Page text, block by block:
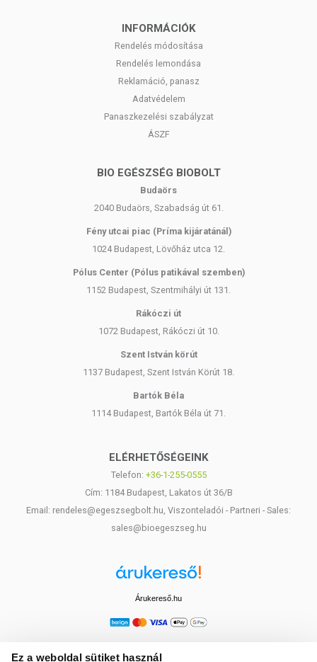
Ez a weboldal sütiket használ
INFORMÁCIÓK
Rendelés módosítása
Rendelés lemondása
Reklamáció, panasz
Adatvédelem
Panaszkezelési szabályzat
ÁSZF
BIO EGÉSZSÉG BIOBOLT
Budaörs
2040 Budaörs, Szabadság út 61.
Fény utcai piac (Príma kijáratánál)
1024 Budapest, Lövőház utca 12.
Pólus Center (Pólus patikával szemben)
1152 Budapest, Szentmihályi út 131.
Rákóczi út
1072 Budapest, Rákóczi út 10.
Szent István körút
1137 Budapest, Szent István Körút 18.
Bartók Béla
1114 Budapest, Bartók Béla út 71.
ELÉRHETŐSÉGEINK
Telefon: +36-1-255-0555
Cím: 1184 Budapest, Lakatos út 36/B
Email: rendeles@egeszsegbolt.hu, Viszonteladói - Partneri - Sales:
sales@bioegeszseg.hu
Árukereső.hu